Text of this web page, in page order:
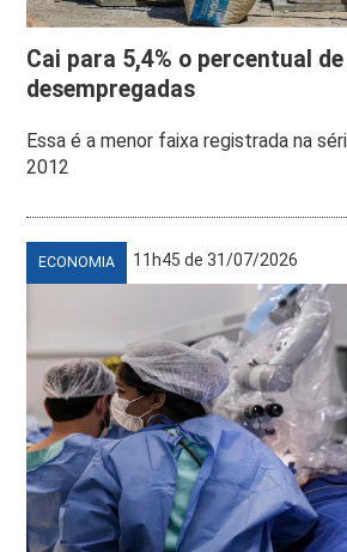
Cai para 5,4% o percentual
desempregadas
Essa é a menor faixa registrada na
2012
ECONOMIA 11h45 de 31/07/2026